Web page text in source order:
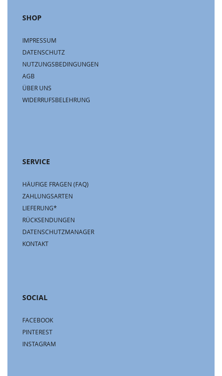
SHOP
IMPRESSUM
DATENSCHUTZ
NUTZUNGSBEDINGUNGEN
AGB
ÜBER UNS
WIDERRUFSBELEHRUNG
SERVICE
HÄUFIGE FRAGEN (FAQ)
ZAHLUNGSARTEN
LIEFERUNG*
RÜCKSENDUNGEN
DATENSCHUTZMANAGER
KONTAKT
SOCIAL
FACEBOOK
PINTEREST
INSTAGRAM